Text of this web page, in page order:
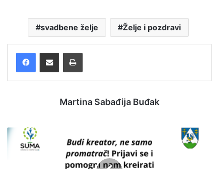
svadbene želje Želje i pozdravi
Martina Sabađija Buđak